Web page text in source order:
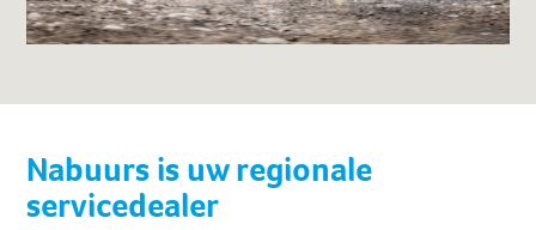
Nabuurs is uw regionale
servicedealer